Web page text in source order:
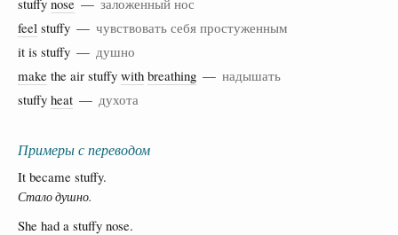
feel stuffy — чувствовать себя простуженным
it is stuffy — душно
make the air stuffy with breathing — надышать
stuffy heat — духота
Примеры с переводом
It became stuffy.
Стало душно.
She had a stuffy nose.